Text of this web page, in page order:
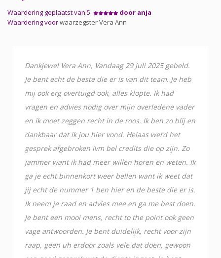
Waardering geplaatst van 5
door anja
Waardering voorwaarzegster Vera Ann
Dankjewel Vera Ann, Vandaag 29 Juli 2025 gebeld.
Je bent echt de beste die er is van dit team. Je heb
mij ook erg overtuigd ook, alles klopte. Ik had
vragen en advies nodig over mijn overledene vader
en ik moet zeggen recht in de roos. Ik ben zo blij en
dankbaar dat ik jou hier vond. Helaas werd het
gesprek afgebroken ivm bel credits die op zijn. Zo
jammer want ik had meer willen horen en weten. Ik
ga je echt binnenkort weer bellen want ik weet dat
jij echt de nummer 1 ben hier en de beste die er is.
Ik neem je raad en advies mee en ga me best doen.
Je bent een mooi mens, recht to the point ook geen
vage antwoorden. Je bent duidelijk, recht voor zijn
raap, geen uh erdoor zoals vele dat doen, gewoon